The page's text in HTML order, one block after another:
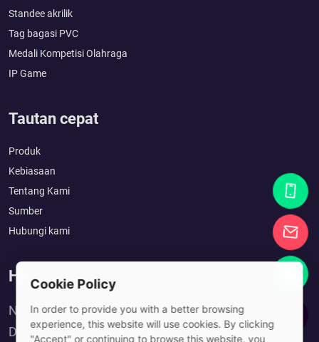
Standee akrilik
Tag bagasi PVC
Medali Kompetisi Olahraga
IP Game
Tautan cepat
Produk
Kebiasaan
Tentang Kami
Sumber
Hubungi kami
Hubungi
No. 10, Xinshuitang 1st Lane, Dongkeng Town,
Dongguan City, Guangdong Province, China
Cookie Policy
In order to provide you with a better browsing
experience, this website will use cookies. By clicking
"Accept" or continuing to browse this website, you